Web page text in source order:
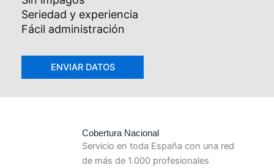
Seriedad y experiencia
Fácil administración
Cobertura Nacional
Servicio en toda España con una red
de más de 1.000 profesionales